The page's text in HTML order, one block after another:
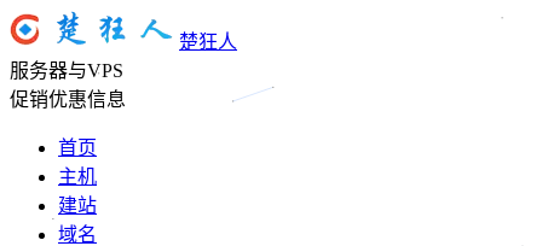
楚狂人
服务器与VPS
促销优惠信息
首页
主机
建站
域名